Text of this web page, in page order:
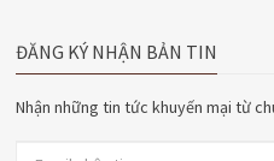
ĐĂNG KÝ NHẬN BẢN TIN
Nhận những tin tức khuyến mại từ